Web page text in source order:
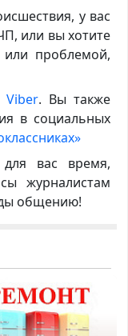
у вас
или вы хотите
или проблемой,
Viber. Вы также
в социальных
вас время,
журналистам
общению!